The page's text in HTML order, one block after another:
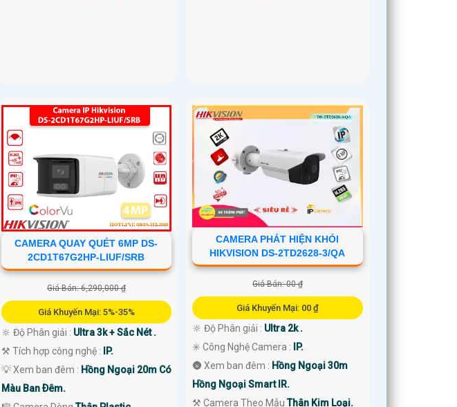
CAMERA QUAY QUÉT 6MP DS-
2CD1T67G2HP-LIUF/SRB
Giá Bán: 6,290,000 ₫
Giá Khuyến Mại: 5%-35%
🔆 Độ Phân giải : Ultra 3k + Sắc Nét .
⚒ Tích hợp công nghệ :
IP.
💡 Xem ban đêm : Hồng Ngoại 20m Có
Màu Ban Ðêm.
CAMERA PHÁT HIỆN KHÓI
HIKVISION DS-2TD2628-3/QA
Giá Bán: 00 ₫
Giá Khuyến Mại: 00 ₫
🔆 Độ Phân giải : Ultra 2k .
✳️ Công Nghệ Camera :
IP.
🌚 Xem ban đêm : Hồng Ngoại 30m
Hồng Ngoại Smart IR.
⚒ Camera Theo MẫuThân Kim Loại.